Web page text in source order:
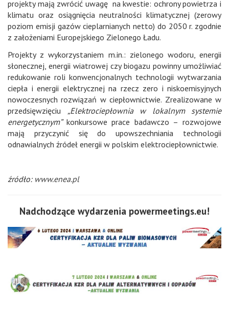
projekty mają zwrócić uwagę na kwestie: ochrony powietrza i
klimatu oraz osiągnięcia neutralności klimatycznej (zerowy
poziom emisji gazów cieplarnianych netto) do 2050 r. zgodnie
z założeniami Europejskiego Zielonego Ładu.
Projekty z wykorzystaniem m.in.: zielonego wodoru, energii
słonecznej, energii wiatrowej czy biogazu powinny umożliwiać
redukowanie roli konwencjonalnych technologii wytwarzania
ciepła i energii elektrycznej na rzecz zero i niskoemisyjnych
nowoczesnych rozwiązań w ciepłownictwie. Zrealizowane w
przedsięwzięciu „Elektrociepłownia w lokalnym systemie
energetycznym” konkursowe prace badawczo – rozwojowe
mają przyczynić się do upowszechniania technologii
odnawialnych źródeł energii w polskim elektrociepłownictwie.
źródło: www.enea.pl
Nadchodzące wydarzenia powermeetings.eu!